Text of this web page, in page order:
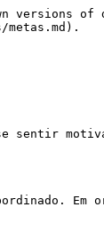
of
sentir